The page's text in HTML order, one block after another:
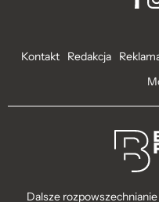
Kontakt Redakcja
Dalsze